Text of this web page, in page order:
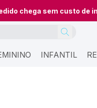
chega sem custo de
INFANTIL